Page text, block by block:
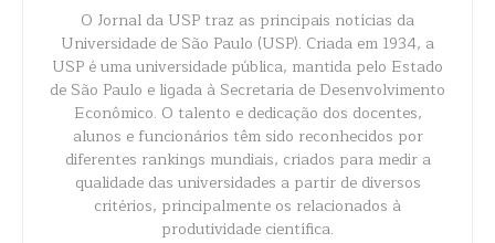
O Jornal da USP traz as principais notícias da
Universidade de São Paulo (USP). Criada em 1934, a
USP é uma universidade pública, mantida pelo Estado
de São Paulo e ligada à Secretaria de Desenvolvimento
Econômico. O talento e dedicação dos docentes,
alunos e funcionários têm sido reconhecidos por
diferentes rankings mundiais, criados para medir a
qualidade das universidades a partir de diversos
critérios, principalmente os relacionados à
produtividade científica.